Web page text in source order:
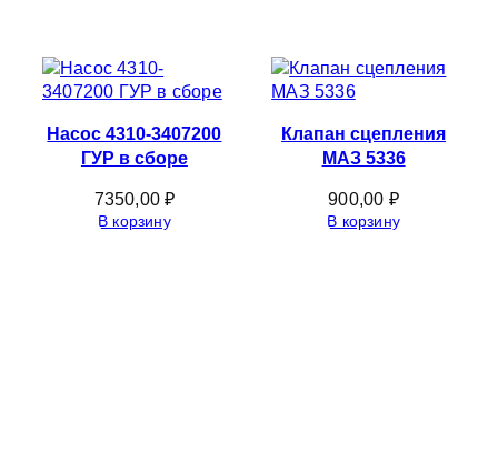
Насос 4310-3407200
ГУР в сборе
7350,00₽
В корзину
Клапан сцепления
МАЗ 5336
900,00 ₽
В корзину